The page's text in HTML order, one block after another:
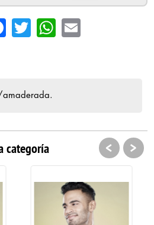
FacebookTwitterWhatsApp
Email
categoría < >